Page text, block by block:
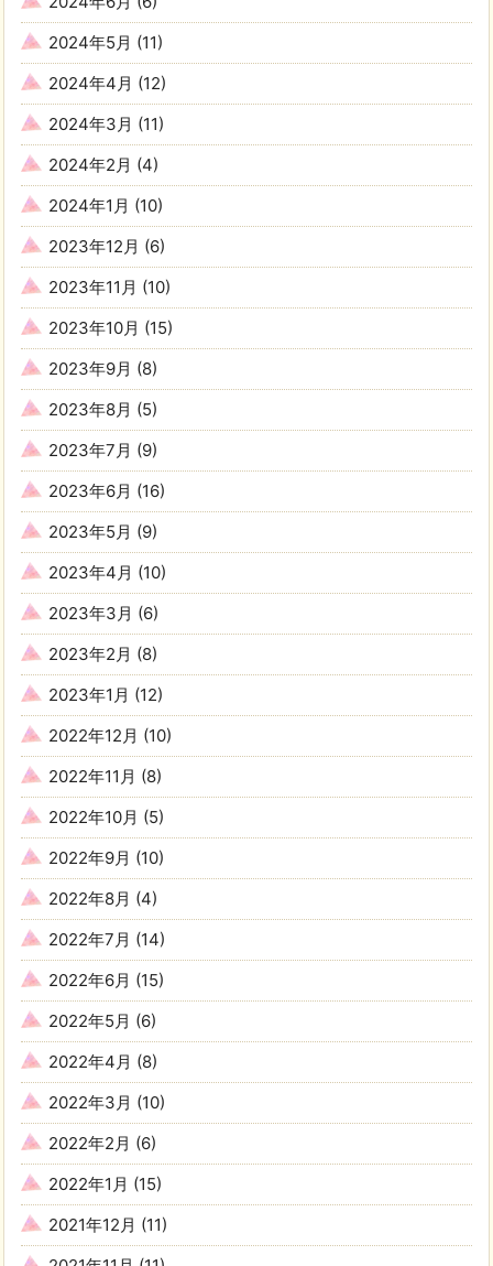
2024年5月 (11)
2024年4月 (12)
2024年3月 (11)
2024年2月 (4)
2024年1月 (10)
2023年12月 (6)
2023年11月 (10)
2023年10月 (15)
2023年9月 (8)
2023年8月 (5)
2023年7月 (9)
2023年6月 (16)
2023年5月 (9)
2023年4月 (10)
2023年3月 (6)
2023年2月 (8)
2023年1月 (12)
2022年12月 (10)
2022年11月 (8)
2022年10月 (5)
2022年9月 (10)
2022年8月 (4)
2022年7月 (14)
2022年6月 (15)
2022年5月 (6)
2022年4月 (8)
2022年3月 (10)
2022年2月 (6)
2022年1月 (15)
2021年12月 (11)